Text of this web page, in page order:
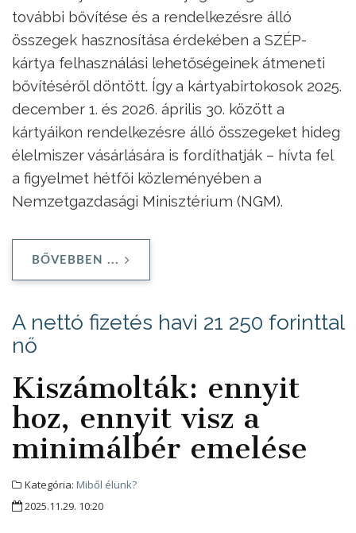
további bővítése és a rendelkezésre álló
összegek hasznosítása érdekében a SZÉP-
kártya felhasználási lehetőségeinek átmeneti
bővítéséről döntött. Így a kártyabirtokosok 2025.
december 1. és 2026. április 30. között a
kártyáikon rendelkezésre álló összegeket hideg
élelmiszer vásárlására is fordíthatják – hívta fel
a figyelmet hétfői közleményében a
Nemzetgazdasági Minisztérium (NGM).
BŐVEBBEN ...
A nettó fizetés havi 21 250 forinttal
nő
Kiszámolták: ennyit
hoz, ennyit visz a
minimálbér emelése
Kategória: Miből élünk?
2025.11.29. 10:20